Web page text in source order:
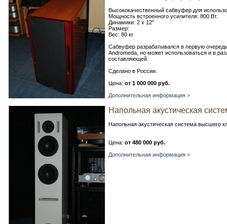
Высококачественный сабвуфер для
Мощность встроенного усилителя: 800 Вт.
Динамики: 2 х 12"
Размер:
Вес: 80 кг
Сабвуфер разрабатывался в первую
Andromeda, но может использоваться и в
составляющей.
Сделано в России.
Цена: от 1 000 000 руб.
Дополнительная информация >
Напольная акустическая
Напольная акустическая система высшего
Цена: от 480 000 руб.
Дополнительная информация >